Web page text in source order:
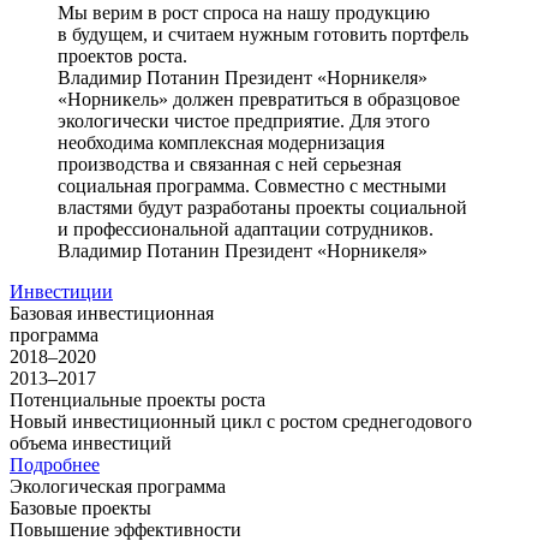
Мы верим в рост спроса на нашу продукцию
в будущем, и считаем нужным готовить портфель
проектов роста.
Владимир Потанин Президент «Норникеля»
«Норникель» должен превратиться в образцовое
экологически чистое предприятие. Для этого
необходима комплексная модернизация
производства и связанная с ней серьезная
социальная программа. Совместно с местными
властями будут разработаны проекты социальной
и профессиональной адаптации сотрудников.
Владимир Потанин Президент «Норникеля»
Инвестиции
Базовая инвестиционная
программа
2018–2020
2013–2017
Потенциальные проекты роста
Новый инвестиционный цикл с ростом среднегодового
объема инвестиций
Подробнее
Экологическая программа
Базовые проекты
Повышение эффективности